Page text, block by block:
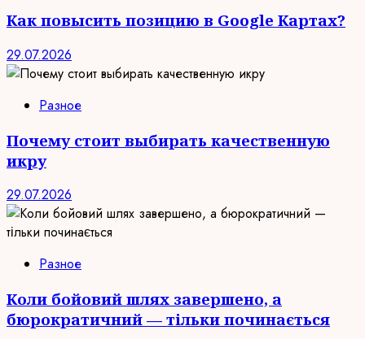
Как повысить позицию в Google Картах?
29.07.2026
Разное
Почему стоит выбирать качественную
икру
29.07.2026
Разное
Коли бойовий шлях завершено, а
бюрократичний — тільки починається